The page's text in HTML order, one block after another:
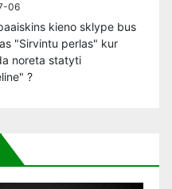
06
kieno sklype bus
"Sirvintu perlas" kur
noreta statyti
?